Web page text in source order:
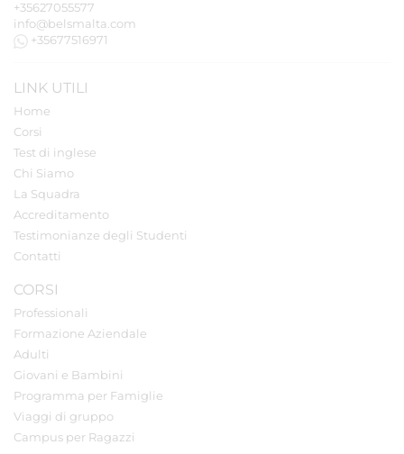
+35627055577
info@belsmalta.com
+35677516971
LINK UTILI
Home
Corsi
Test di inglese
Chi Siamo
La Squadra
Accreditamento
Testimonianze degli Studenti
Contatti
CORSI
Professionali
Formazione Aziendale
Adulti
Giovani e Bambini
Programma per Famiglie
Viaggi di gruppo
Campus per Ragazzi